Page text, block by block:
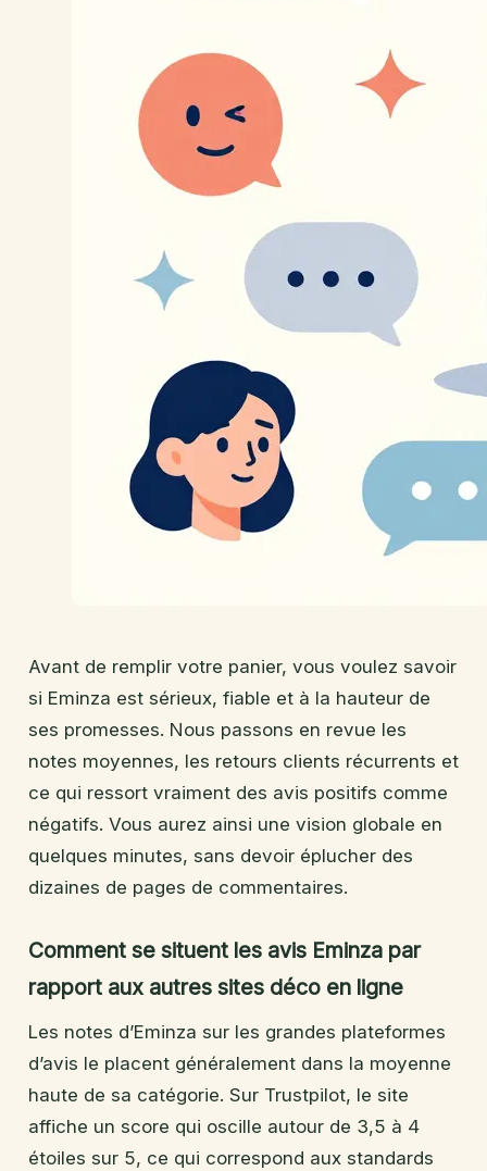
Avant de remplir votre panier, vous voulez savoir
si Eminza est sérieux, fiable et à la hauteur de
ses promesses. Nous passons en revue les
notes moyennes, les retours clients récurrents et
ce qui ressort vraiment des avis positifs comme
négatifs. Vous aurez ainsi une vision globale en
quelques minutes, sans devoir éplucher des
dizaines de pages de commentaires.
Comment se situent les avis Eminza par
rapport aux autres sites déco en ligne
Les notes d’Eminza sur les grandes plateformes
d’avis le placent généralement dans la moyenne
haute de sa catégorie. Sur Trustpilot, le site
affiche un score qui oscille autour de 3,5 à 4
étoiles sur 5, ce qui correspond aux standards